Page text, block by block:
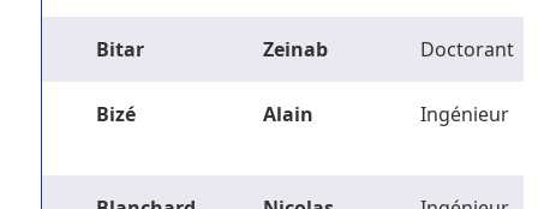
Bitar Zeinab Doctorant
Bizé Alain Ingénieur